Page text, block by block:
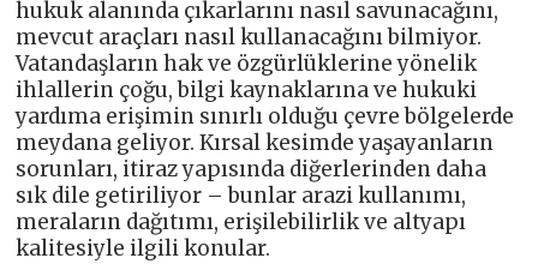
hukuk alanında çıkarlarını nasıl savunacağını,
mevcut araçları nasıl kullanacağını bilmiyor.
Vatandaşların hak ve özgürlüklerine yönelik
ihlallerin çoğu, bilgi kaynaklarına ve hukuki
yardıma erişimin sınırlı olduğu çevre bölgelerde
meydana geliyor. Kırsal kesimde yaşayanların
sorunları, itiraz yapısında diğerlerinden daha
sık dile getiriliyor – bunlar arazi kullanımı,
meraların dağıtımı, erişilebilirlik ve altyapı
kalitesiyle ilgili konular.